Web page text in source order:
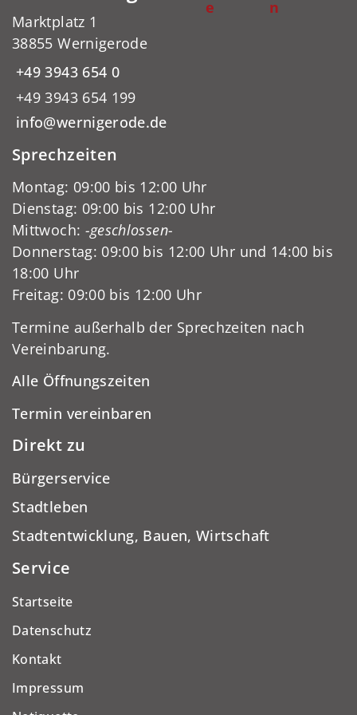
e
n
Marktplatz 1
38855 Wernigerode
+49 3943 654 0
+49 3943 654 199
info@wernigerode.de
Sprechzeiten
Montag: 09:00 bis 12:00 Uhr
Dienstag: 09:00 bis 12:00 Uhr
Mittwoch: -geschlossen-
Donnerstag: 09:00 bis 12:00 Uhr und 14:00 bis
18:00 Uhr
Freitag: 09:00 bis 12:00 Uhr
Termine außerhalb der Sprechzeiten nach
Vereinbarung.
Alle Öffnungszeiten
Termin vereinbaren
Direkt zu
Bürgerservice
Stadtleben
Stadtentwicklung, Bauen, Wirtschaft
Service
Startseite
Datenschutz
Kontakt
Impressum